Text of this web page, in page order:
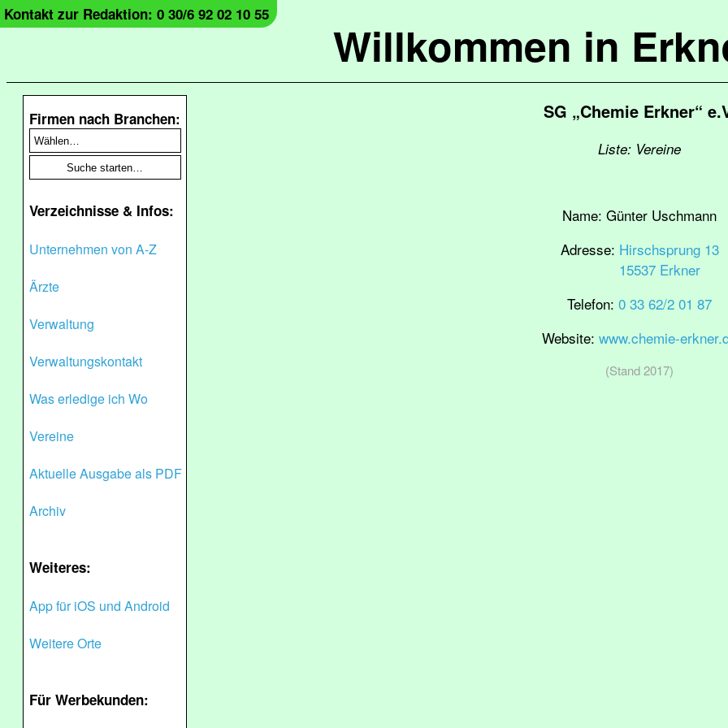
Willkommen in
Kontakt zur Redaktion: 0 30/6 92 02 10 55
Firmen nach Branchen:
Verzeichnisse & Infos:
Unternehmen von A-Z
Ärzte
Verwaltung
Verwaltungskontakt
Was erledige ich Wo
Vereine
Aktuelle Ausgabe als PDF
Archiv
Weiteres:
App für iOS und Android
Weitere Orte
Für Werbekunden:
SG „Chemie Erkner“
Liste: Vereine
Name: Günter Uschmann
Adresse: Hirschsprung 13
15537 Erkner
Telefon: 0 33 62/2 01 87
Website: www.chemie-
(Stand 2017)